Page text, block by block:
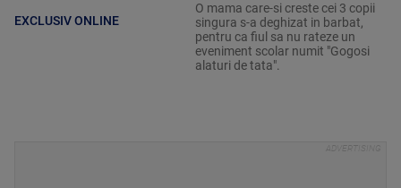
EXCLUSIV ONLINE
O mama care-si creste cei 3 copii
singura s-a deghizat in barbat,
pentru ca fiul sa nu rateze un
eveniment scolar numit "Gogosi
alaturi de tata".